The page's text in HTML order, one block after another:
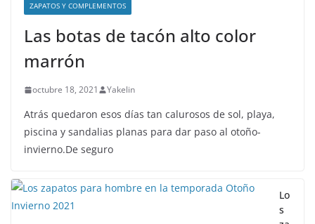
ZAPATOS Y COMPLEMENTOS
Las botas de tacón alto color
marrón
octubre 18, 2021 Yakelin
Atrás quedaron esos días tan calurosos de sol, playa,
piscina y sandalias planas para dar paso al otoño-
invierno.De seguro
Lo
s